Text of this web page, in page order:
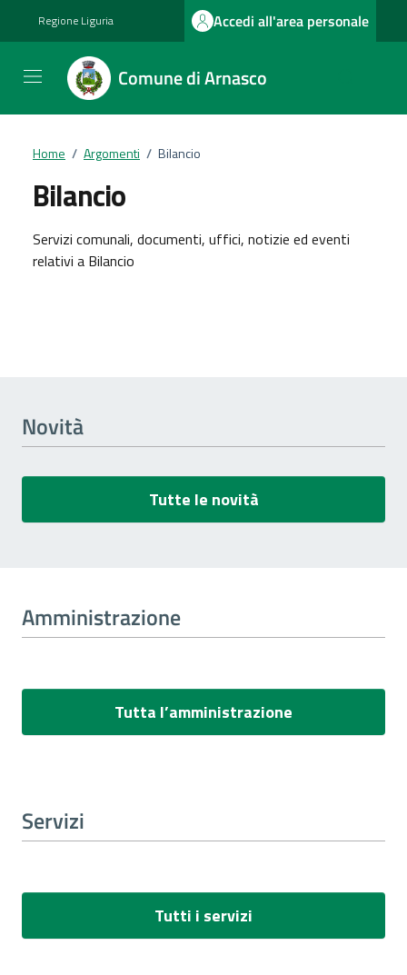
Regione Liguria Accedi all'area personale
Comune di Arnasco
Home / Argomenti / Bilancio
Bilancio
Dettagli dell'argomento
Servizi comunali, documenti, uffici, notizie ed eventi
relativi a Bilancio
Novità
Tutte le novità
Amministrazione
Tutta l’amministrazione
Servizi
Tutti i servizi